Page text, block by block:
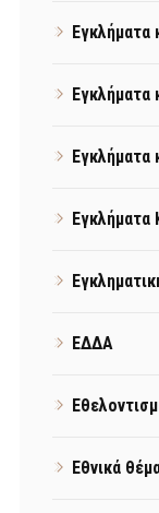
Εγκλήματα
Εγκλήματα
Εγκλήματα
Εγκλήματα
ΕΔΔΑ
Εθνικά